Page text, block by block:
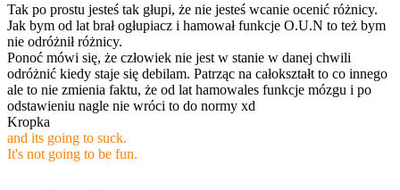
Tak po prostu jesteś tak głupi, że nie jesteś wcanie ocenić różnicy.
Jak bym od lat brał ogłupiacz i hamował funkcje O.U.N to też bym
nie odróżnił różnicy.
Ponoć mówi się, że człowiek nie jest w stanie w danej chwili
odróżnić kiedy staje się debilam. Patrząc na całokształt to co innego
ale to nie zmienia faktu, że od lat hamowales funkcje mózgu i po
odstawieniu nagle nie wróci to do normy xd
Kropka
and its going to suck.
It's not going to be fun.